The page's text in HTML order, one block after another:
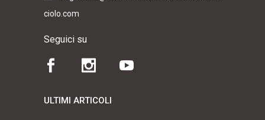
ciolo.com
Seguici su
ULTIMI ARTICOLI